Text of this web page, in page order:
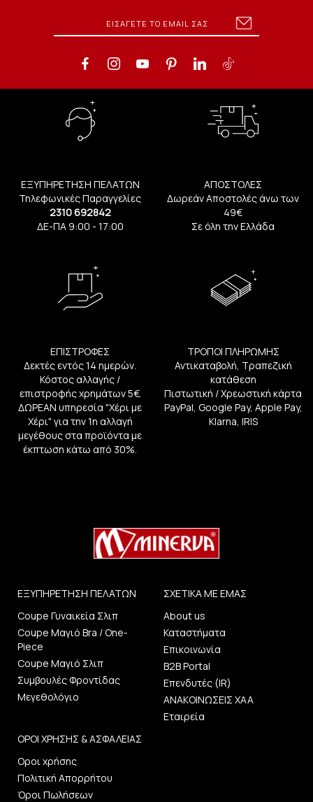
ΕΞΥΠΗΡΕΤΗΣΗ ΠΕΛΑΤΩΝ
Τηλεφωνικές Παραγγελίες
2310 692842
ΔΕ-ΠΑ 9:00 - 17:00
ΑΠΟΣΤΟΛΕΣ
Δωρεάν Αποστολές άνω των
49€
Σε όλη την Ελλάδα
ΕΠΙΣΤΡΟΦΕΣ
Δεκτές εντός 14 ημερών.
Κόστος αλλαγής /
επιστροφής χρημάτων 5€.
ΔΩΡΕΑΝ υπηρεσία "Χέρι με
Χέρι" για την 1η αλλαγή
μεγέθους στα προϊόντα με
έκπτωση κάτω από 30%.
ΤΡΟΠΟΙ ΠΛΗΡΩΜΗΣ
Αντικαταβολή, Τραπεζική
κατάθεση
Πιστωτική / Χρεωστική κάρτα
PayPal, Google Pay, Apple Pay,
Klarna, IRIS
ΕΞΥΠΗΡΕΤΗΣΗ ΠΕΛΑΤΩΝ
Coupe Γυναικεία Σλιπ
Coupe Μαγιό Bra / One-
Piece
Coupe Μαγιό Σλιπ
Συμβουλές Φροντίδας
Μεγεθολόγιο
ΣΧΕΤΙΚΑ ΜΕ ΕΜΑΣ
About us
Καταστήματα
Επικοινωνία
B2B Portal
Επενδυτές (IR)
ΑΝΑΚΟΙΝΩΣΕΙΣ ΧΑΑ
Εταιρεία
ΟΡΟΙ ΧΡΗΣΗΣ & ΑΣΦΑΛΕΙΑΣ
Οροι χρήσης
Πολιτική Απορρήτου
Όροι Πωλήσεων